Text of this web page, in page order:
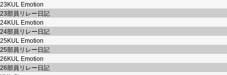
23KUL Emotion
23部員リレー日記
24KUL Emotion
24部員リレー日記
25KUL Emotion
25部員リレー日記
26KUL Emotion
26部員リレー日記